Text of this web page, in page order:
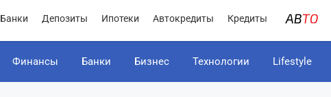
Банки Депозиты Ипотеки Автокредиты Кредиты
Финансы Банки Бизнес Технологии Lifestyle